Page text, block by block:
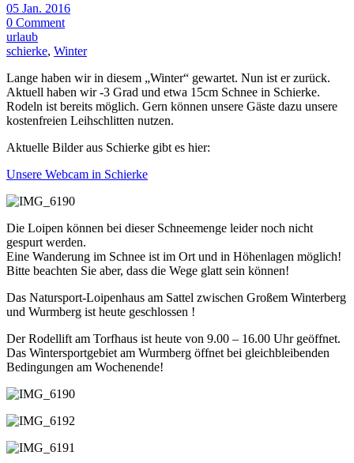
05 Jan. 2016
0 Comment
urlaub
schierke, Winter
Lange haben wir in diesem „Winter“ gewartet. Nun ist er zurück.
Aktuell haben wir -3 Grad und etwa 15cm Schnee in Schierke.
Rodeln ist bereits möglich. Gern können unsere Gäste dazu unsere
kostenfreien Leihschlitten nutzen.
Aktuelle Bilder aus Schierke gibt es hier:
Unsere Webcam in Schierke
Die Loipen können bei dieser Schneemenge leider noch nicht
gespurt werden.
Eine Wanderung im Schnee ist im Ort und in Höhenlagen möglich!
Bitte beachten Sie aber, dass die Wege glatt sein können!
Das Natursport-Loipenhaus am Sattel zwischen Großem Winterberg
und Wurmberg ist heute geschlossen !
Der Rodellift am Torfhaus ist heute von 9.00 – 16.00 Uhr geöffnet.
Das Wintersportgebiet am Wurmberg öffnet bei gleichbleibenden
Bedingungen am Wochenende!